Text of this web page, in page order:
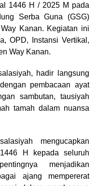
1446 H / 2025 M pada
Serba Guna (GSG)
Kanan. Kegiatan ini
OPD, Instansi Vertikal,
Way Kanan.
hadir langsung
pembacaan ayat
sambutan, tausiyah
tamah dalam nuansa
mengucapkan
H kepada seluruh
menjadikan
ajang mempererat